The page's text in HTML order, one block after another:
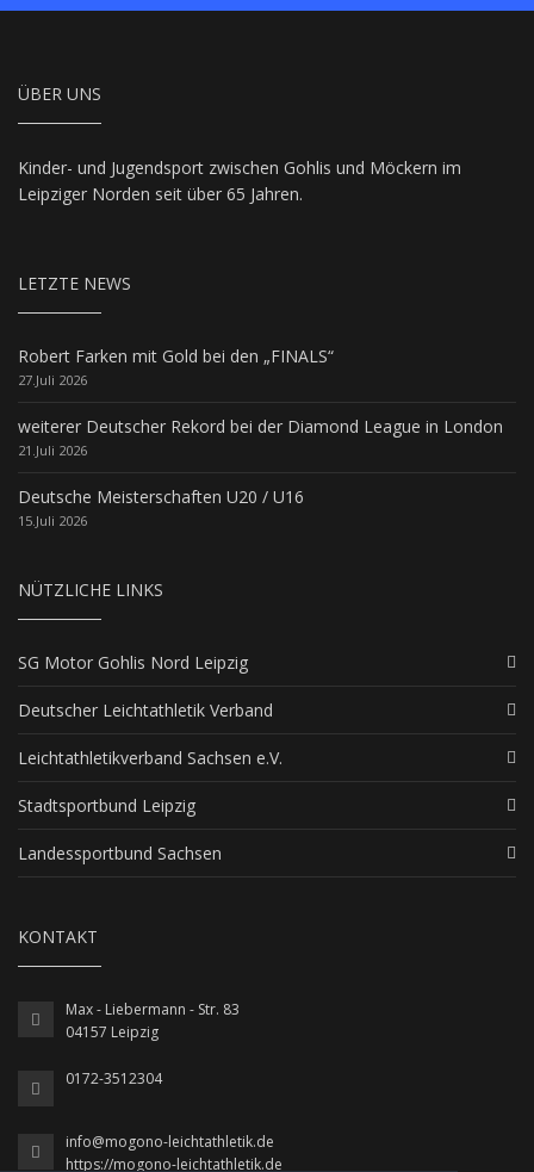
ÜBER UNS
Kinder- und Jugendsport zwischen Gohlis und Möckern im
Leipziger Norden seit über 65 Jahren.
LETZTE NEWS
Robert Farken mit Gold bei den „FINALS“
27.Juli 2026
weiterer Deutscher Rekord bei der Diamond League in London
21.Juli 2026
Deutsche Meisterschaften U20 / U16
15.Juli 2026
NÜTZLICHE LINKS
SG Motor Gohlis Nord Leipzig
Deutscher Leichtathletik Verband
Leichtathletikverband Sachsen e.V.
Stadtsportbund Leipzig
Landessportbund Sachsen
KONTAKT
Max - Liebermann - Str. 83
04157 Leipzig
0172-3512304
info@mogono-leichtathletik.de
https://mogono-leichtathletik.de